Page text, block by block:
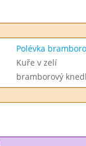
Polévka
Kuře v zelí
bramborový